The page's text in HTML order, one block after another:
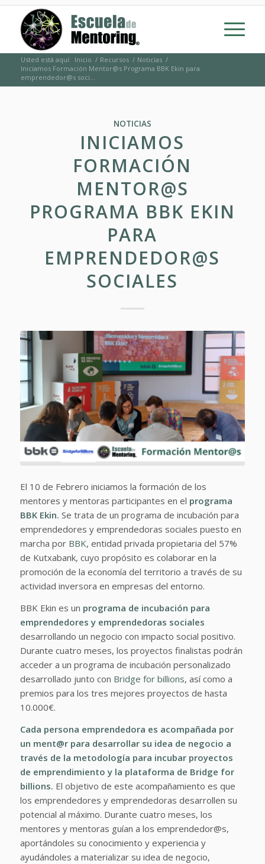
Usted está aquí: Inicio / Recursos / Noticias /
Iniciamos Formación Mentor@s Programa BBK Ekin para
emprendedor@s soci...
NOTICIAS
INICIAMOS
FORMACIÓN
MENTOR@S
PROGRAMA BBK EKIN
PARA
EMPRENDEDOR@S
SOCIALES
El 10 de Febrero iniciamos la formación de los
mentores y mentoras participantes en el programa
BBK Ekin. Se trata de un programa de incubación para
emprendedores y emprendedoras sociales puesto en
marcha por BBK, entidad privada propietaria del 57%
de Kutxabank, cuyo propósito es colaborar en la
promoción de la economía del territorio a través de su
actividad inversora en empresas del entorno.
BBK Ekin es un programa de incubación para
emprendedores y emprendedoras sociales
desarrollando un negocio con impacto social positivo.
Durante cuatro meses, los proyectos finalistas podrán
acceder a un programa de incubación personalizado
desarrollado junto con Bridge for billions, así como a
premios para los tres mejores proyectos de hasta
10.000€.
Cada persona emprendedora es acompañada por
un ment@r para desarrollar su idea de negocio a
través de la metodología para incubar proyectos
de emprendimiento y la plataforma de Bridge for
billions. El objetivo de este acompañamiento es que
los emprendedores y emprendedoras desarrollen su
potencial al máximo. Durante cuatro meses, los
mentores y mentoras guían a los emprendedor@s,
aportándoles su conocimiento y experiencia y
ayudándoles a materializar su idea de negocio,